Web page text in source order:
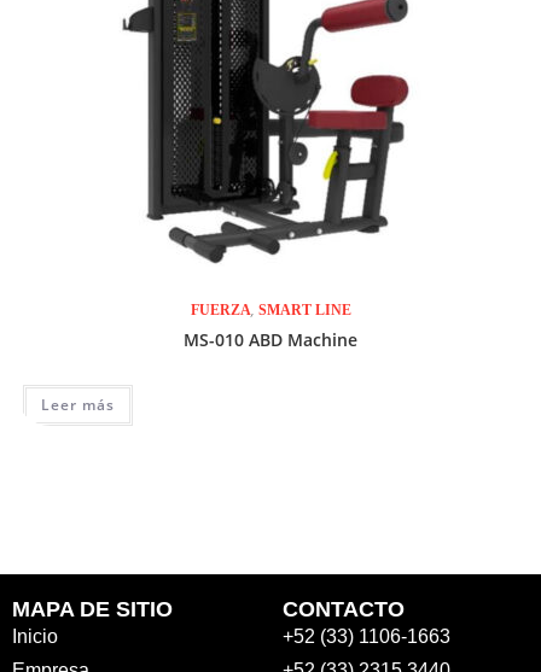
FUERZA, SMART LINE
MS-010 ABD Machine
Leer más
MAPA DE SITIO
Inicio
CONTACTO
+52 (33) 1106-1663